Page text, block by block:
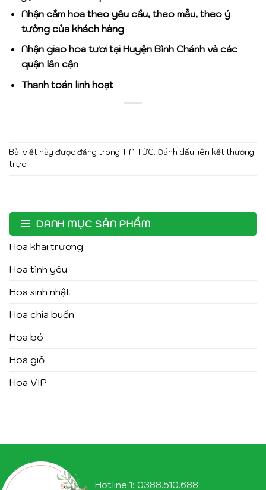
Nhận cắm hoa theo yêu cầu, theo mẫu, theo ý
tưởng của khách hàng
Nhận giao hoa tươi tại Huyện Bình Chánh và các
quận lân cận
Thanh toán linh hoạt
Bài viết này được đăng trong TIN TỨC. Đánh dấu liên kết thường
trực.
DANH MỤC SẢN PHẨM
Hoa khai trương
Hoa tình yêu
Hoa sinh nhật
Hoa chia buồn
Hoa bó
Hoa giỏ
Hoa VIP
Hotline 1: 0388.510.688